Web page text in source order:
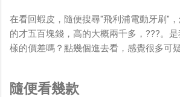
在看回蝦皮，隨便搜尋"飛利浦電動牙刷"
的才五百塊錢，高的大概兩千多，???。
樣的價差嗎？點幾個進去看，感覺很多可疑
隨便看幾款